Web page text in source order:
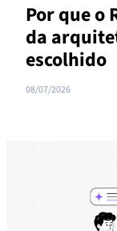
Por que o
da
escolhido
08/07/2026